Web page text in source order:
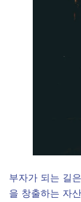
부자가 되는 길
을 창출하는 자